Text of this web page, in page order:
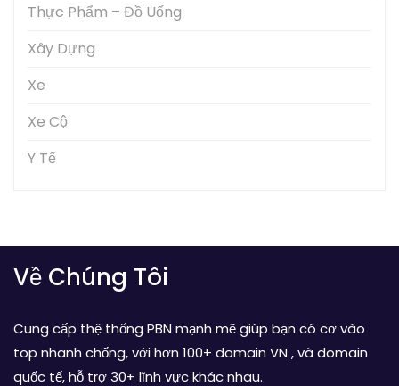
Thực Phẩm – Đồ Uống
Xây Dựng
Xe
Xe Cộ
Y Tế
Về Chúng Tôi
Cung cấp thệ thống PBN mạnh mẽ giúp bạn có cơ vào
top nhanh chống, với hơn 100+ domain VN , và domain
quốc tế, hỗ trợ 30+ lĩnh vực khác nhau.